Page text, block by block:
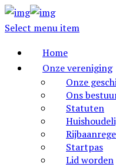
Select menu item
Home
Onze vereniging
Onze
Ons
Statuten
Startpas
Lid worden